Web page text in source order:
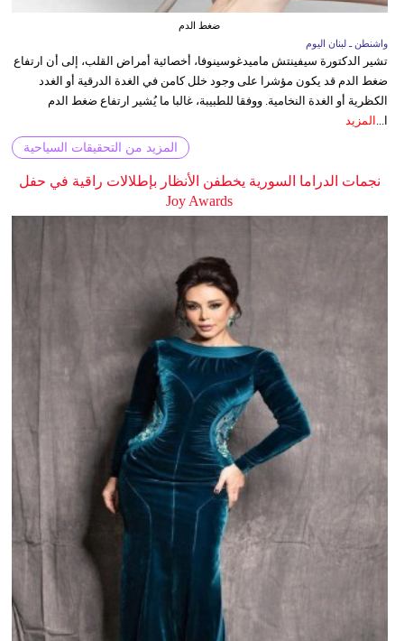
ضغط الدم
واشنطن ـ لبنان اليوم
تشير الدكتورة سيفينتش ماميدغوسينوفا، أخصائية أمراض القلب، إلى أن ارتفاع
ضغط الدم قد يكون مؤشرا على وجود خلل كامن في الغدة الدرقية أو الغدد
الكظرية أو الغدة النخامية. ووفقا للطبيبة، غالبا ما يُشير ارتفاع ضغط الدم
ا... المزيد
المزيد من التحقيقات السياحية
نجمات الدراما السورية يخطفن الأنظار بإطلالات راقية في حفل
Joy Awards